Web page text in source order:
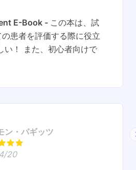
E-Book
この本は、試
患者を評価する際に役立
い！ また、初心者向けで
ン・パギッツ
20